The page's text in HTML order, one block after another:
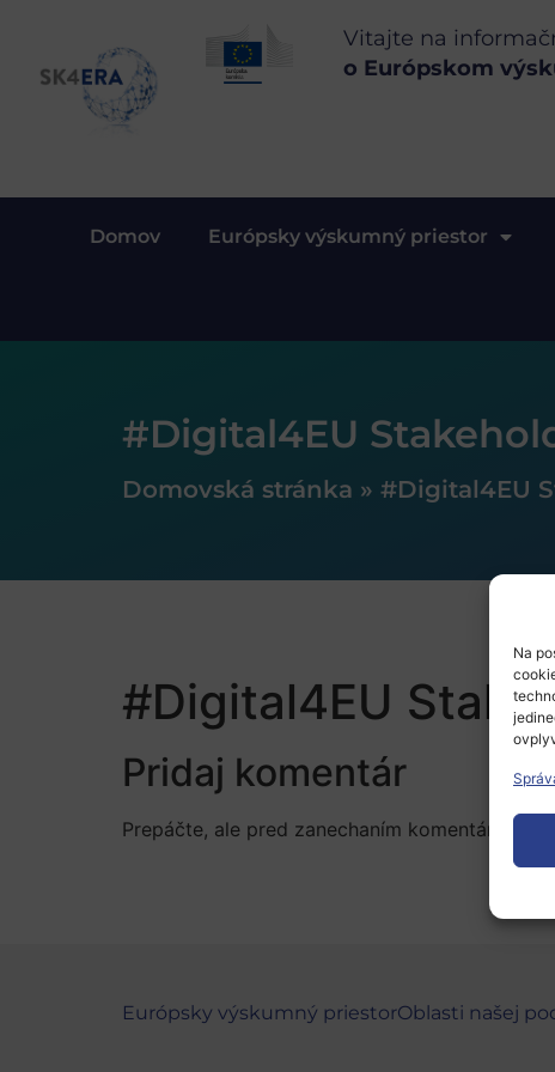
Na
Vitajte na
o Európskom
Domov Európsky výskumný priestor
#Digital4EU
Domovská stránka » #Digital4EU
#Digital4EU
Pridaj komentár
Prepáčte, ale pred zanechaním komentára sa
Európsky výskumný priestorOblasti našej